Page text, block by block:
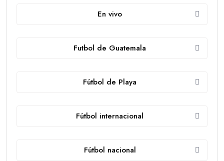
En vivo
Futbol de Guatemala
Fútbol de Playa
Fútbol internacional
Fútbol nacional